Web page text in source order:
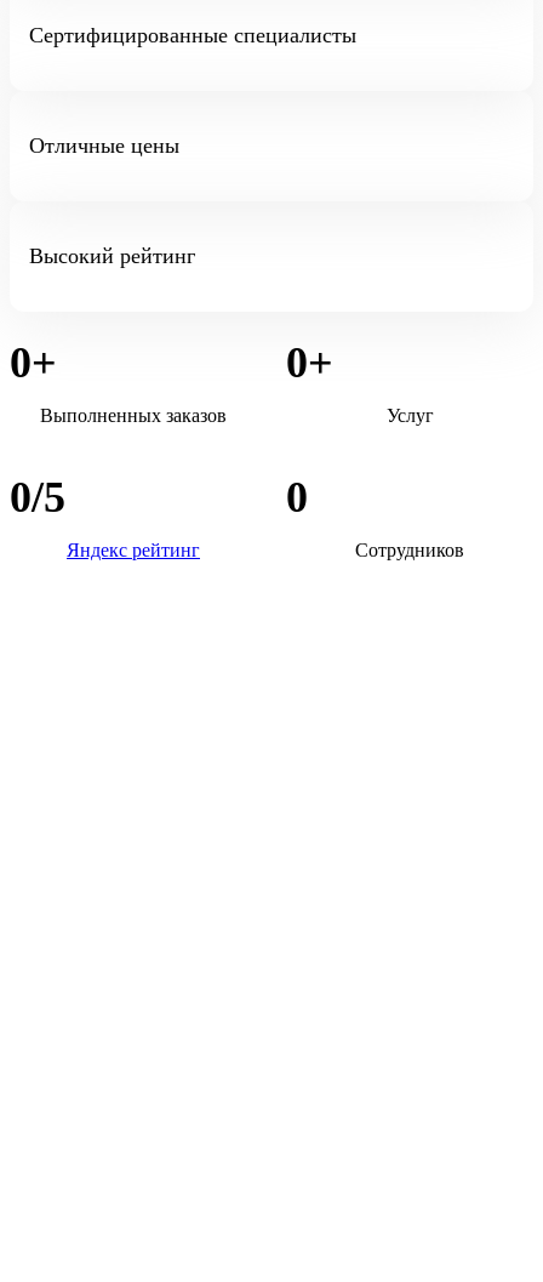
Сертифицированные специалисты
Отличные цены
Высокий рейтинг
0+
Выполненных заказов
0+
Услуг
0/5
Яндекс рейтинг
0
Сотрудников